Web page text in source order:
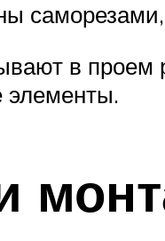
в
элементы.